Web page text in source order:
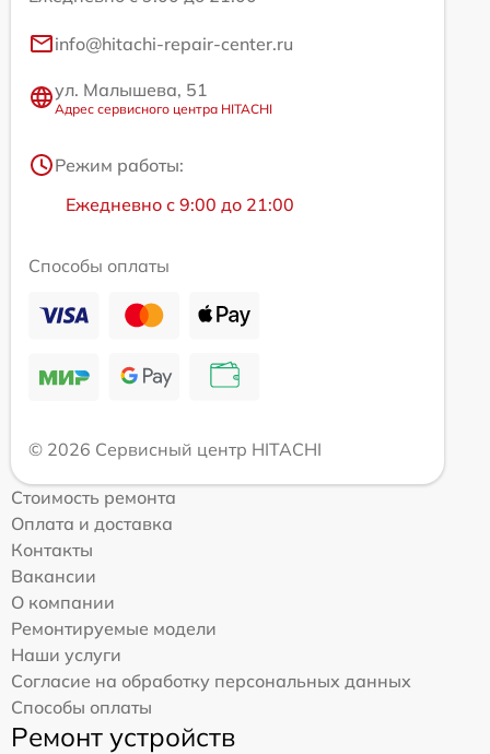
info@hitachi-repair-center.ru
ул. Малышева, 51
Адрес сервисного центра HITACHI
Режим работы:
Ежедневно с 9:00 до 21:00
Способы оплаты
© 2026 Сервисный центр HITACHI
Стоимость ремонта
Оплата и доставка
Контакты
Вакансии
О компании
Ремонтируемые модели
Наши услуги
Согласие на обработку персональных данных
Способы оплаты
Ремонт устройств